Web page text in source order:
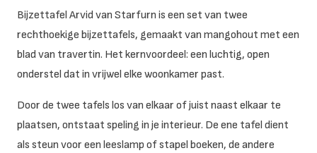
Bijzettafel Arvid van Starfurn is een set van twee
rechthoekige bijzettafels, gemaakt van mangohout met een
blad van travertin. Het kernvoordeel: een luchtig, open
onderstel dat in vrijwel elke woonkamer past.
Door de twee tafels los van elkaar of juist naast elkaar te
plaatsen, ontstaat speling in je interieur. De ene tafel dient
als steun voor een leeslamp of stapel boeken, de andere